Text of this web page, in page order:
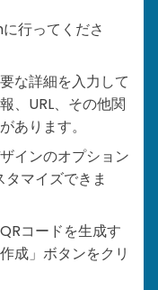
行ってくださ
な詳細を入力して
、URL、その他関
あります。
インのオプション
マイズできま
コードを生成す
成」ボタンをクリ